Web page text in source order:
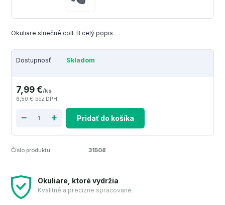
Okuliare slnečné coll. B celý popis
Dostupnosť Skladom
7,99 €/ks
6,50 € bez DPH
Pridať do košíka
Číslo produktu: 31508
Okuliare, ktoré vydržia
Kvalitné a precízne spracované